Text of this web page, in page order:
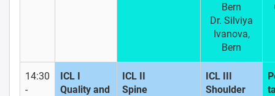
Bern
Dr. Silviya
Ivanova,
Bern
14:30
-
ICL I
Quality and
ICL II
Spine
ICL III
Shoulder